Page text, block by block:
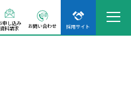
申し込み
資料請求
お問い合わせ 採用サイト